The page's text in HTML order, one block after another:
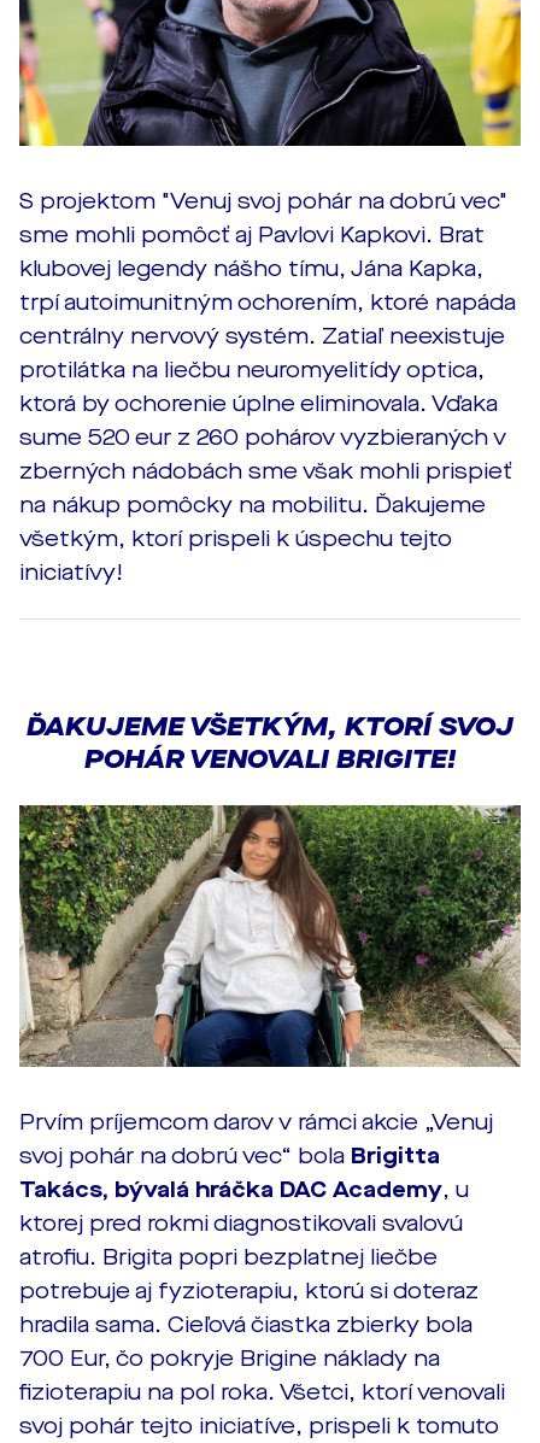
S projektom "Venuj svoj pohár na dobrú vec"
sme mohli pomôcť aj Pavlovi Kapkovi. Brat
klubovej legendy nášho tímu, Jána Kapka,
trpí autoimunitným ochorením, ktoré napáda
centrálny nervový systém. Zatiaľ neexistuje
protilátka na liečbu neuromyelitídy optica,
ktorá by ochorenie úplne eliminovala. Vďaka
sume 520 eur z 260 pohárov vyzbieraných v
zberných nádobách sme však mohli prispieť
na nákup pomôcky na mobilitu. Ďakujeme
všetkým, ktorí prispeli k úspechu tejto
iniciatívy!
ĎAKUJEME VŠETKÝM, KTORÍ SVOJ
POHÁR VENOVALI BRIGITE!
Prvím príjemcom darov v rámci akcie „Venuj
svoj pohár na dobrú vec“ bola Brigitta
Takács, bývalá hráčka DAC Academy, u
ktorej pred rokmi diagnostikovali svalovú
atrofiu. Brigita popri bezplatnej liečbe
potrebuje aj fyzioterapiu, ktorú si doteraz
hradila sama. Cieľová čiastka zbierky bola
700 Eur, čo pokryje Brigine náklady na
fizioterapiu na pol roka. Všetci, ktorí venovali
svoj pohár tejto iniciatíve, prispeli k tomuto